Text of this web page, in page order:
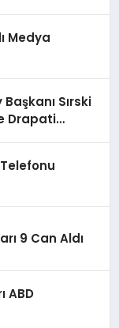
Medya
Sırski
Drapati
9 Can Aldı
ABD